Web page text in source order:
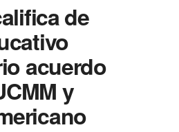
de
acuerdo
y